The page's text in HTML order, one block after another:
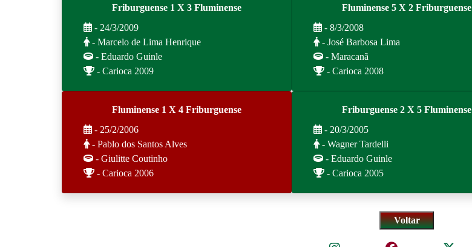
Friburguense 1 X 3 Fluminense
- 24/3/2009
- Marcelo de Lima Henrique
- Eduardo Guinle
- Carioca 2009
Fluminense 5 X 2 Friburguense
- 8/3/2008
- José Barbosa Lima
- Maracanã
- Carioca 2008
Fluminense 1 X 4 Friburguense
- 25/2/2006
- Pablo dos Santos Alves
- Giulitte Coutinho
- Carioca 2006
Friburguense 2 X 5 Fluminense
- 20/3/2005
- Wagner Tardelli
- Eduardo Guinle
- Carioca 2005